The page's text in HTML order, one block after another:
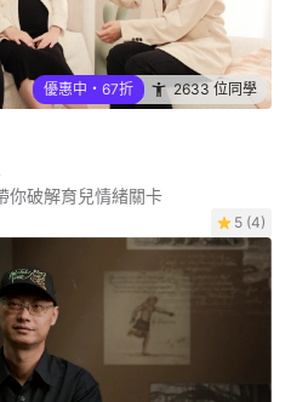
優惠中・67折 2633 位同學
你破解育兒情緒關卡
5 (4)